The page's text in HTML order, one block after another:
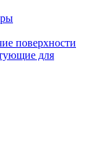
поверхности
для